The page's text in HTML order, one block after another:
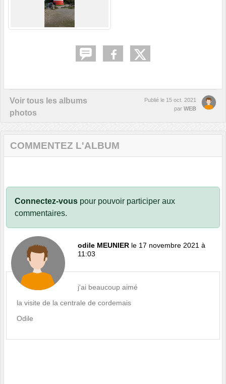
Voir tous les albums
photos
Publié le 15 oct. 2021
par WEB
COMMENTEZ L'ALBUM
Connectez-vous pour pouvoir participer aux
commentaires.
odile MEUNIER le 17 novembre 2021 à
11:03
j'ai beaucoup aimé
la visite de la centrale de cordemais
Odile